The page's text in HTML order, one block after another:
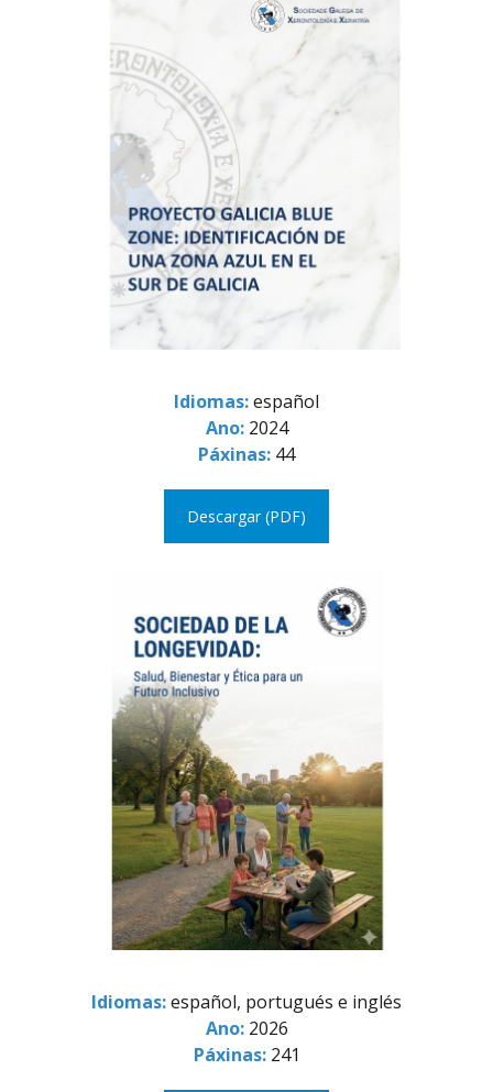
Idiomas:español
Ano:2024
Páxinas: 44
Descargar (PDF)
Idiomas:español, portugués e inglés
Ano:2026
Páxinas:241